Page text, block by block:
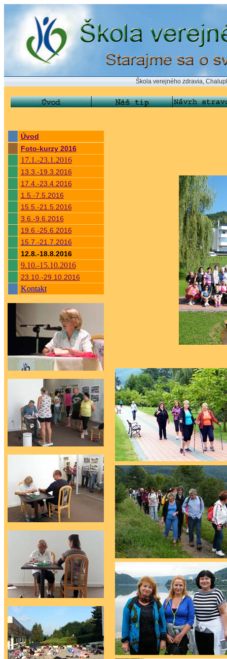
Škola verejného zdravia, Chalupkova
Úvod
Foto-kurzy 2016
17.1.-23.1.2016
13.3.-19.3.2016
17.4.-23.4.2016
1.5.-7.5.2016
15.5.-21.5.2016
3.6.-9.6.2016
19.6.-25.6.2016
15.7.-21.7.2016
12.8.-18.8.2016
9.10.-15.10.2016
23.10.-29.10.2016
Kontakt